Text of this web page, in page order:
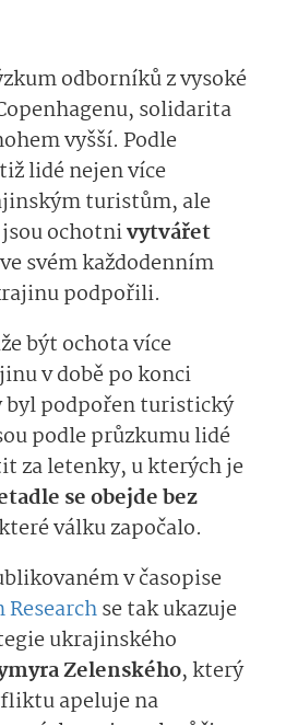
odborníků z vysoké
solidarita
vyšší. Podle
lidé nejen více
turistům, ale
ochotnivytvářet
svém každodenním
podpořili.
být ochota více
v době po konci
podpořen turistický
podle průzkumu lidé
za letenky, u kterých je
se obejde bez
válku započalo.
v časopise
se tak ukazuje
ukrajinského
Zelenského, který
apeluje na